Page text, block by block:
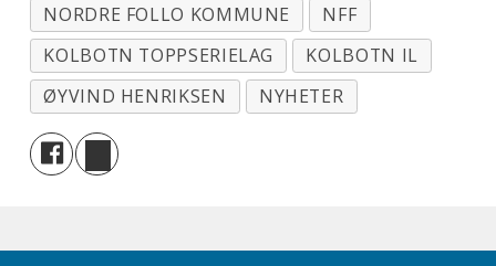
NORDRE FOLLO KOMMUNE
NFF
KOLBOTN TOPPSERIELAG
KOLBOTN IL
ØYVIND HENRIKSEN
NYHETER